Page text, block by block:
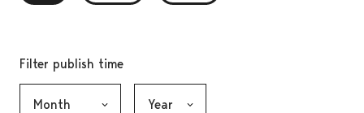
Filter publish time